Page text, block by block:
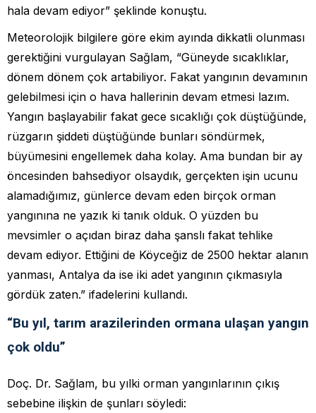
hala devam ediyor” şeklinde konuştu.
Meteorolojik bilgilere göre ekim ayında dikkatli olunması
gerektiğini vurgulayan Sağlam, “Güneyde sıcaklıklar,
dönem dönem çok artabiliyor. Fakat yangının devamının
gelebilmesi için o hava hallerinin devam etmesi lazım.
Yangın başlayabilir fakat gece sıcaklığı çok düştüğünde,
rüzgarın şiddeti düştüğünde bunları söndürmek,
büyümesini engellemek daha kolay. Ama bundan bir ay
öncesinden bahsediyor olsaydık, gerçekten işin ucunu
alamadığımız, günlerce devam eden birçok orman
yangınına ne yazık ki tanık olduk. O yüzden bu
mevsimler o açıdan biraz daha şanslı fakat tehlike
devam ediyor. Ettiğini de Köyceğiz de 2500 hektar alanın
yanması, Antalya da ise iki adet yangının çıkmasıyla
gördük zaten.” ifadelerini kullandı.
“Bu yıl, tarım arazilerinden ormana ulaşan yangın
çok oldu”
Doç. Dr. Sağlam, bu yılki orman yangınlarının çıkış
sebebine ilişkin de şunları söyledi: